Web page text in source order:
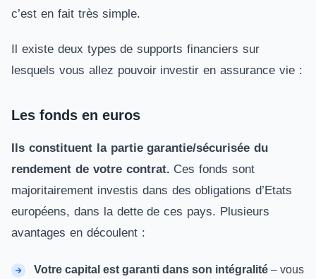
c’est en fait très simple.
Il existe deux types de supports financiers sur
lesquels vous allez pouvoir investir en assurance vie :
Les fonds en euros
Ils constituent la partie garantie/sécurisée du
rendement de votre contrat. Ces fonds sont
majoritairement investis dans des obligations d’Etats
européens, dans la dette de ces pays. Plusieurs
avantages en découlent :
Votre capital est garanti dans son intégralité – vous